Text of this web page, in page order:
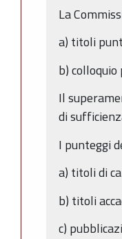
La
a) titoli
b)
Il
di
I punteggi
a) titoli di
b) titoli
c)